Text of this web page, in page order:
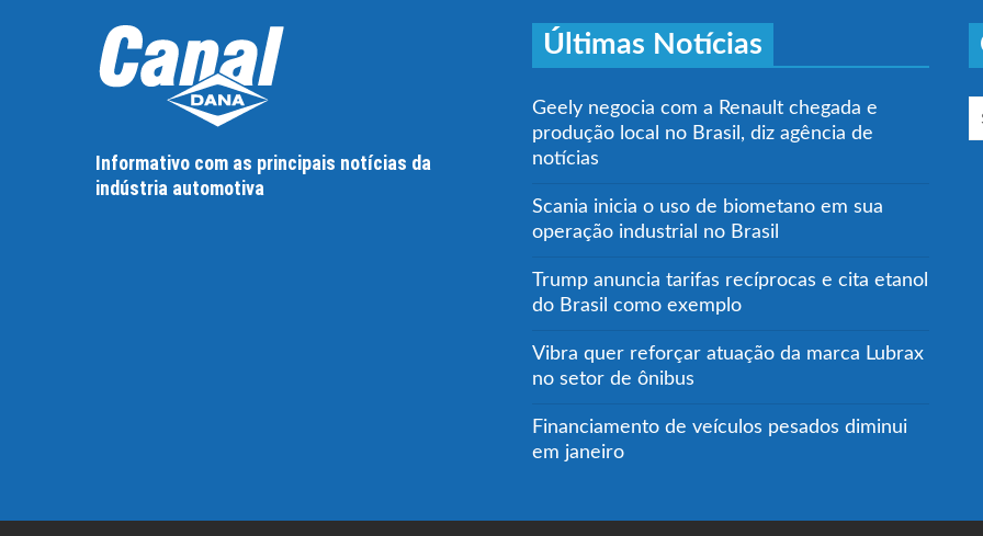
Informativo com as principais notícias da
indústria automotiva
Últimas Notícias
Geely negocia com a Renault chegada e
produção local no Brasil, diz agência de
notícias
Scania inicia o uso de biometano em sua
operação industrial no Brasil
Trump anuncia tarifas recíprocas e cita etanol
do Brasil como exemplo
Vibra quer reforçar atuação da marca Lubrax
no setor de ônibus
Financiamento de veículos pesados diminui
em janeiro